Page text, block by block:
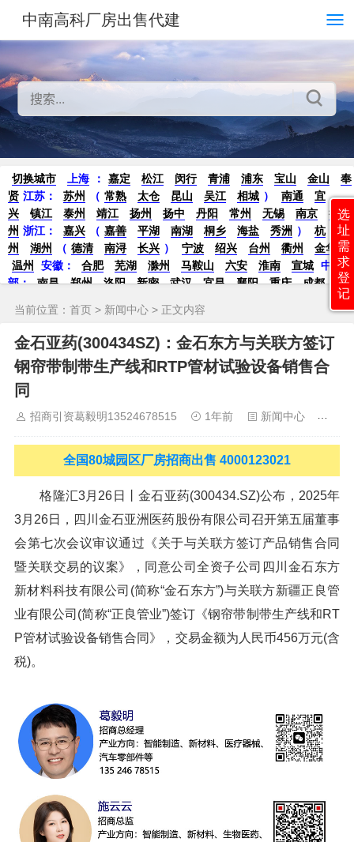
中南高科厂房出售代建
切换城市 上海 ： 嘉定 松江 闵行 青浦 浦东 宝山 金山
奉
贤 江苏： 苏州 （ 常熟 太仓 昆山 吴江 相城 ） 南通
宜
兴
镇江 泰州 靖江 扬州 扬中 丹阳 常州 无锡 南京
徐
州 浙江： 嘉兴 （ 嘉善 平湖 南湖 桐乡 海盐 秀洲 ）
杭
州
湖州 （ 德清 南浔 长兴 ） 宁波 绍兴 台州 衢州
金华
温州
安徽： 合肥 芜湖 滁州 马鞍山 六安 淮南 宣城 中
部： 南昌 郑州 洛阳 新密 武汉 宜昌 襄阳 重庆 成都
德
固
安
香河 大厂 永清 三河 霸州 ）
晋中
沈阳 济南 济宁 绵阳 石家庄 沧州 唐山 潍坊
德州
威海
烟台 青岛 珠三角： 广州 东莞 江门 惠州 肇庆
中
山
佛山 清远 福建： 福州 漳州 泉州 龙岩 西南： 昆明
南
宁 华北：
华夏幸福
联东U谷 万洋 均和 平谦迈高 咨询热线： 400-0123-
021
当前位置： 首页 > 新闻中心 > 正文内容
金石亚药(300434SZ)：金石东方与关联方签订
钢帘带制带生产线和RTP管材试验设备销售合
同
招商引资葛毅明13524678515 1年前 新闻中心
全国80城园区厂房招商出售 4000123021
格隆汇3月26日丨金石亚药(300434.SZ)公布，2025年
3月26日，四川金石亚洲医药股份有限公司召开第五届董事
会第七次会议审议通过《关于与关联方签订产品销售合同
暨关联交易的议案》，同意公司全资子公司四川金石东方
新材料科技有限公司(简称“金石东方”)与关联方新疆正良管
业有限公司(简称“正良管业”)签订《钢帘带制带生产线和RT
P管材试验设备销售合同》，交易金额为人民币456万元(含
税)。
选
址
需
求
登
记